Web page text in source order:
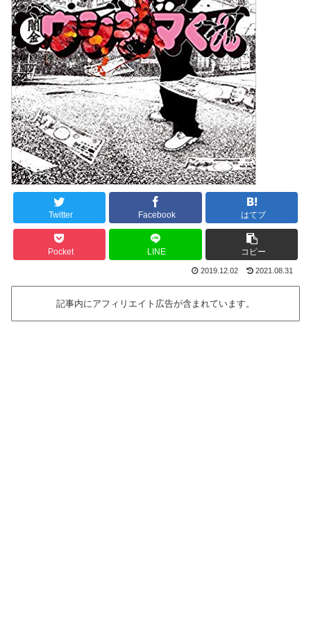
Twitter Facebook はてブ
Pocket LINE コピー
2019.12.02 2021.08.31
記事内にアフィリエイト広告が含まれています。